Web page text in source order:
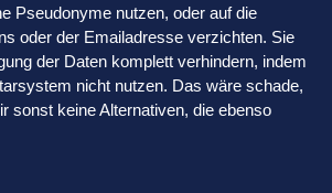
Pseudonyme nutzen, oder auf die
oder der Emailadresse verzichten. Sie
der Daten komplett verhindern, indem
nicht nutzen. Das wäre schade,
sonst keine Alternativen, die ebenso